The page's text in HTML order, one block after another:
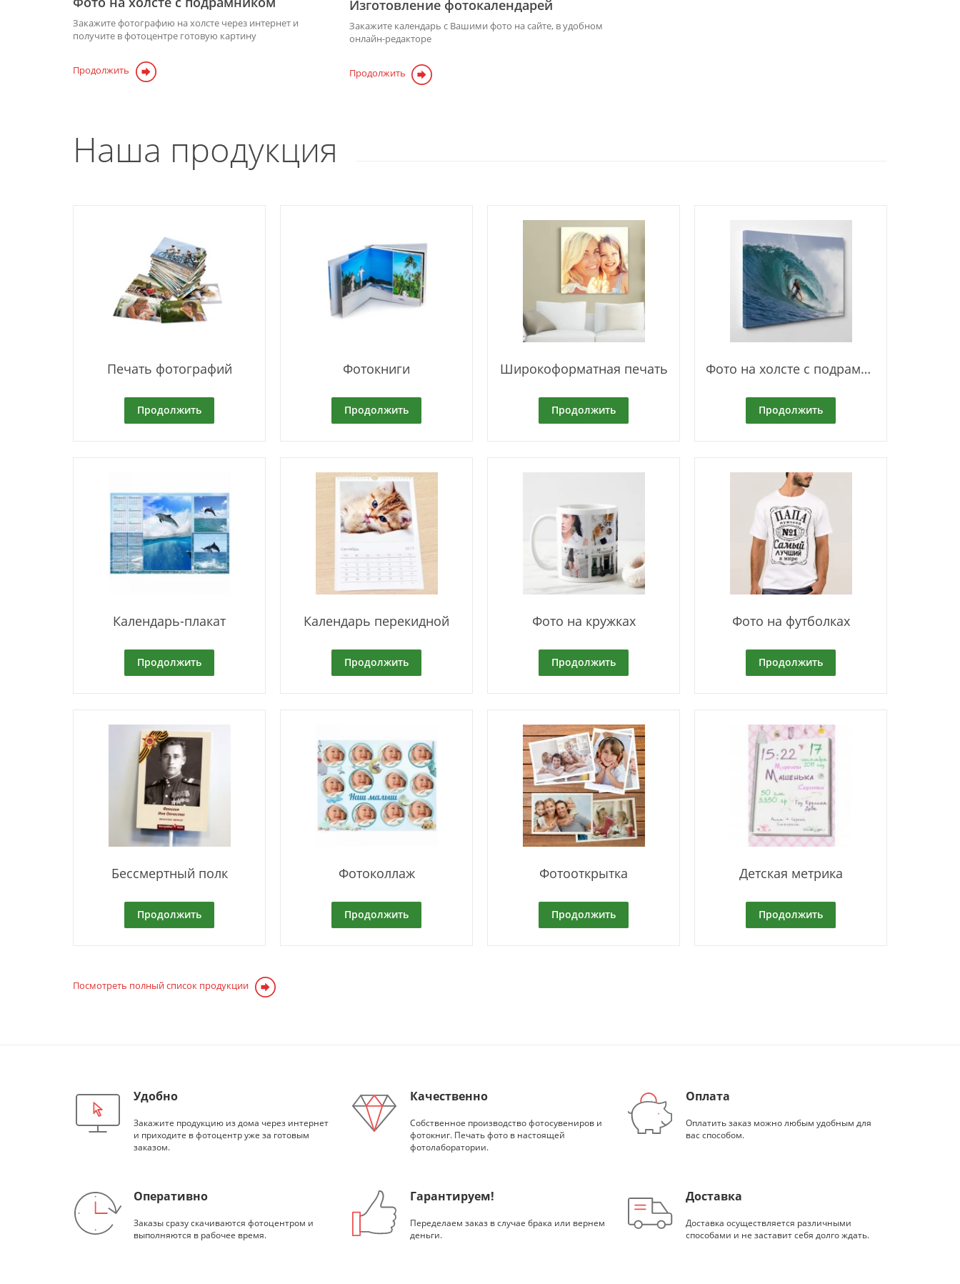
Закажите фотографию на холсте через интернет и
получите в фотоцентре готовую картину
Продолжить
Изготовление фотокалендарей
Закажите календарь с Вашими фото на сайте, в удобном
онлайн-редакторе
Продолжить
Наша продукция
Печать фотографий
Продолжить
Фотокниги
Продолжить
Широкоформатная печать
Продолжить
Фото на холсте с подрамником
Продолжить
Календарь-плакат
Продолжить
Календарь перекидной
Продолжить
Фото на кружках
Продолжить
Фото на футболках
Продолжить
Бессмертный полк
Продолжить
Фотоколлаж
Продолжить
Фотооткрытка
Продолжить
Детская метрика
Продолжить
Посмотреть полный список продукции
Удобно
Закажите продукцию из дома через интернет
и приходите в фотоцентр уже за готовым
заказом.
Качественно
Собственное производство фотосувениров и
фотокниг. Печать фото в настоящей
фотолаборатории.
Оплата
Оплатить заказ можно любым удобным для
вас способом.
Оперативно
Заказы сразу скачиваются фотоцентром и
выполняются в рабочее время.
Гарантируем!
Переделаем заказ в случае брака или вернем
деньги.
Доставка
Доставка осуществляется различными
способами и не заставит себя долго ждать.